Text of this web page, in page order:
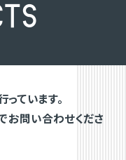
TS
ています。
お問い合わせくださ